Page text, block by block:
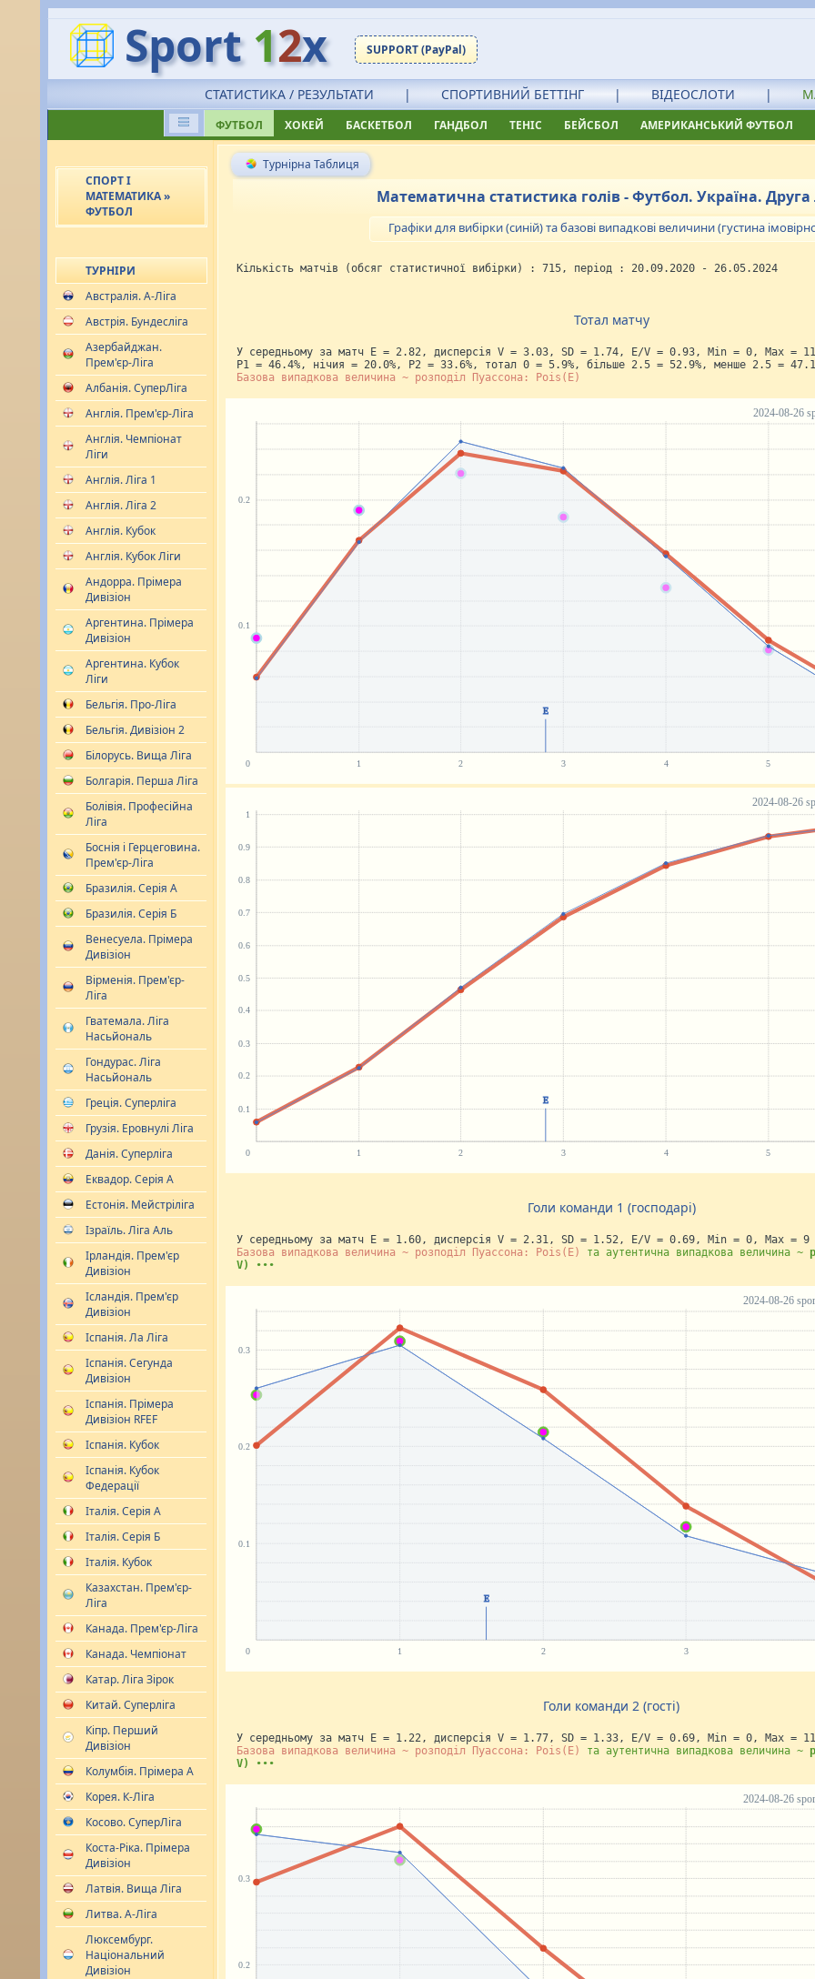
Sport 12x SUPPORT (PayPal)
СТАТИСТИКА / РЕЗУЛЬТАТИ | СПОРТИВНИЙ БЕТТІНГ | ВІДЕОСЛОТИ |
ФУТБОЛ ХОКЕЙ БАСКЕТБОЛ ГАНДБОЛ ТЕНІС БЕЙСБОЛ АМЕРИКАНСЬКИЙ ФУТБОЛ
СПОРТ І
МАТЕМАТИКА »
ФУТБОЛ
ТУРНІРИ
Австралія. А-Ліга
Австрія. Бундесліга
Азербайджан.
Прем'єр-Ліга
Албанія. СуперЛіга
Англія. Прем'єр-Ліга
Англія. Чемпіонат
Ліги
Англія. Ліга 1
Англія. Ліга 2
Англія. Кубок
Англія. Кубок Ліги
Андорра. Прімера
Дивізіон
Аргентина. Прімера
Дивізіон
Аргентина. Кубок
Ліги
Бельгія. Про-Ліга
Бельгія. Дивізіон 2
Білорусь. Вища Ліга
Болгарія. Перша Ліга
Болівія. Професійна
Ліга
Боснія і Герцеговина.
Прем'єр-Ліга
Бразилія. Серія А
Бразилія. Серія Б
Венесуела. Прімера
Дивізіон
Вірменія. Прем'єр-
Ліга
Гватемала. Ліга
Насьйональ
Гондурас. Ліга
Насьйональ
Греція. Суперліга
Грузія. Еровнулі Ліга
Данія. Суперліга
Еквадор. Серія А
Естонія. Мейстріліга
Ізраїль. Ліга Аль
Ірландія. Прем'єр
Дивізіон
Ісландія. Прем'єр
Дивізіон
Іспанія. Ла Ліга
Іспанія. Сегунда
Дивізіон
Іспанія. Прімера
Дивізіон RFEF
Іспанія. Кубок
Іспанія. Кубок
Федерації
Італія. Серія А
Італія. Серія Б
Італія. Кубок
Казахстан. Прем'єр-
Ліга
Канада. Прем'єр-Ліга
Канада. Чемпіонат
Катар. Ліга Зірок
Китай. Суперліга
Кіпр. Перший
Дивізіон
Колумбія. Прімера А
Корея. К-Ліга
Косово. СуперЛіга
Коста-Ріка. Прімера
Дивізіон
Латвія. Вища Ліга
Литва. А-Ліга
Люксембург.
Національний
Дивізіон
Турнірна Таблиця
Математична статистика голів - Футбол. Україна. Друга
Графіки для вибірки (синій) та базові випадкові величини (густина
Кількість матчів (обсяг статистичної вибірки) : 715, період : 20.09.2020 - 26.05.2024
Тотал матчу
У середньому за матч E = 2.82, дисперсія V = 3.03, SD = 1.74, E/V = 0.93, Min = 0, Max = 11
P1 = 46.4%, нічия = 20.0%, P2 = 33.6%, тотал 0 = 5.9%, більше 2.5 = 52.9%, менше 2.5 =
Базова випадкова величина ~ розподіл Пуассона: Pois(E)
Голи команди 1 (господарі)
У середньому за матч E = 1.60, дисперсія V = 2.31, SD = 1.52, E/V = 0.69, Min = 0, Max = 9
Базова випадкова величина ~ розподіл Пуассона: Pois(E)
та аутентична випадкова величина ~
V)
•••
Голи команди 2 (гості)
У середньому за матч E = 1.22, дисперсія V = 1.77, SD = 1.33, E/V = 0.69, Min = 0, Max = 11
Базова випадкова величина ~ розподіл Пуассона: Pois(E)
та аутентична випадкова величина ~
V)
•••